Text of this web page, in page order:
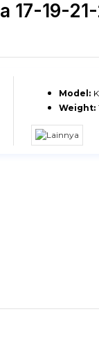
17-19-
Model:
Weight: